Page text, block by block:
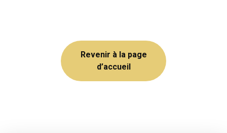
Revenir à la page
d’accueil